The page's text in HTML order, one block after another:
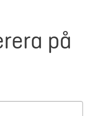
på